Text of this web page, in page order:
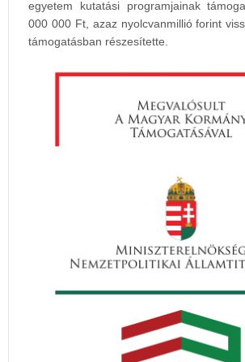
egyetem kutatási programjainak
000 000 Ft, azaz nyolcvanmillió forint
támogatásban részesítette.